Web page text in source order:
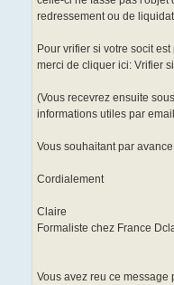
redressement ou de
Pour vrifier si votre socit
merci de cliquer ici: Vrifier
(Vous recevrez ensuite
informations utiles par
Vous souhaitant par
Cordialement
Claire
Formaliste chez France
Vous avez reu ce message